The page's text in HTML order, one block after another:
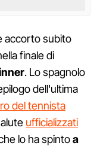
accorto subito
finale di
. Lo spagnolo
dell'ultima
del tennista
ufficializzati
lo ha spintoa